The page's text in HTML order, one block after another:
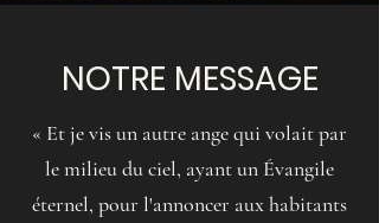
NOTRE MESSAGE
« Et je vis un autre ange qui volait par
le milieu du ciel, ayant un Évangile
éternel, pour l'annoncer aux habitants